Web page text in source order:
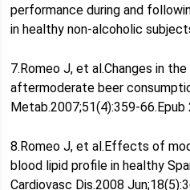
performance during and
in healthy non-alcoholic
7.Romeo J, et al.Changes in
aftermoderate beer
Metab.2007;51(4):359-66.Epub
8.Romeo J, et al.Effects of
blood lipid profile in healthy
Cardiovasc Dis.2008